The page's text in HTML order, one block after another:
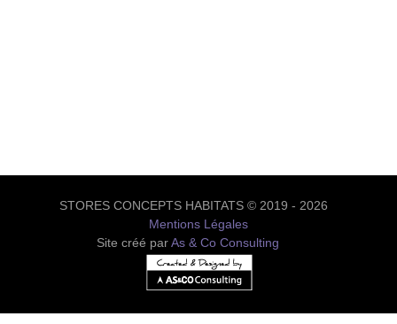
STORES CONCEPTS HABITATS © 2019 - 2026
Mentions Légales
Site créé parAs & Co Consulting